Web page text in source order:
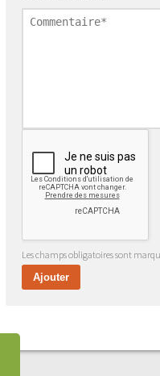
Les champs obligatoires sont